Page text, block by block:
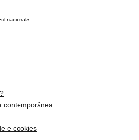
nacional»
contemporânea
e cookies